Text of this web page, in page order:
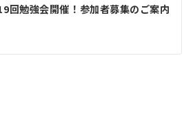
回勉強会開催！参加者募集のご案内